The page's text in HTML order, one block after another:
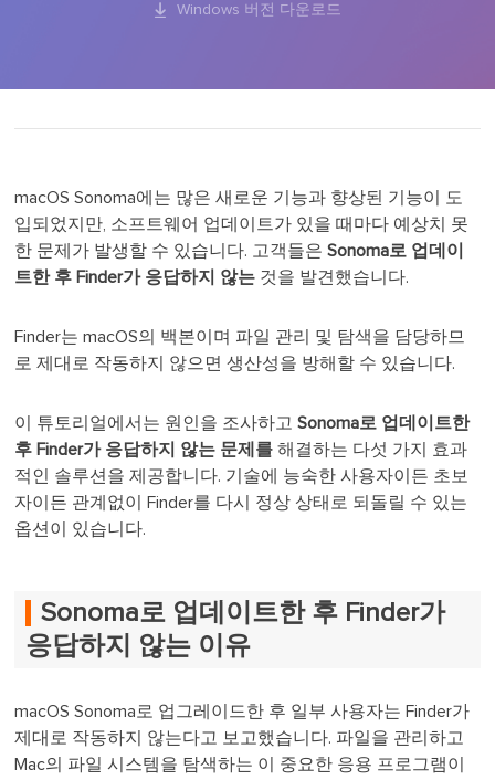
 Windows 버전 다운로드
macOS Sonoma에는 많은 새로운 기능과 향상된 기능이 도
입되었지만, 소프트웨어 업데이트가 있을 때마다 예상치 못
한 문제가 발생할 수 있습니다. 고객들은Sonoma로 업데이
트한 후 Finder가 응답하지 않는 것을 발견했습니다.
Finder는 macOS의 백본이며 파일 관리 및 탐색을 담당하므
로 제대로 작동하지 않으면 생산성을 방해할 수 있습니다.
이 튜토리얼에서는 원인을 조사하고Sonoma로 업데이트한
후 Finder가 응답하지 않는 문제를 해결하는 다섯 가지 효과
적인 솔루션을 제공합니다. 기술에 능숙한 사용자이든 초보
자이든 관계없이 Finder를 다시 정상 상태로 되돌릴 수 있는
옵션이 있습니다.
Sonoma로 업데이트한 후 Finder가
응답하지 않는 이유
macOS Sonoma로 업그레이드한 후 일부 사용자는 Finder가
제대로 작동하지 않는다고 보고했습니다. 파일을 관리하고
Mac의 파일 시스템을 탐색하는 이 중요한 응용 프로그램이